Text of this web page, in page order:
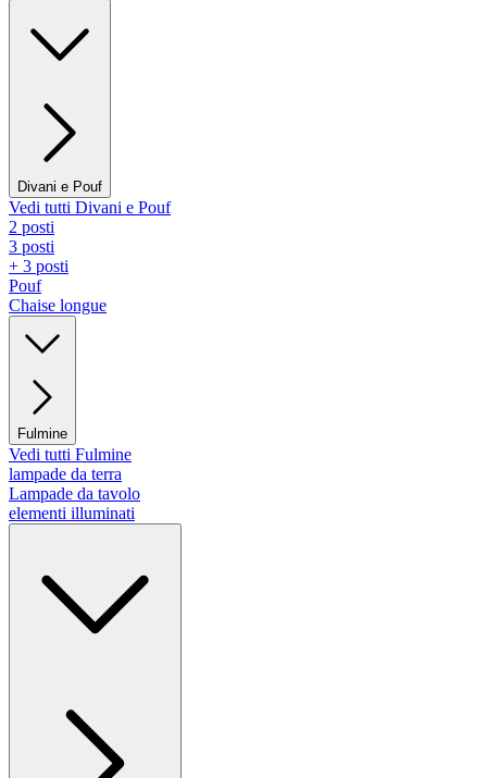
Divani e Pouf
Vedi tutti Divani e Pouf
2 posti
3 posti
+ 3 posti
Pouf
Chaise longue
Fulmine
Vedi tutti Fulmine
lampade da terra
Lampade da tavolo
elementi illuminati